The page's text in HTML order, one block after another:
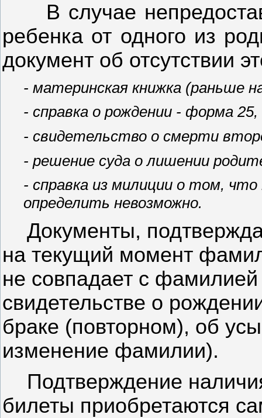
В случае
ребенка от одного из
документ об отсутствии
- материнская книжка (раньше
- справка о рождении - форма 25,
- свидетельство о смерти
- решение суда о лишении
- справка из милиции о том, что
определить невозможно.
Документы,
на текущий момент
не совпадает с
свидетельстве о
браке (повторном), об
изменение фамилии).
Подтверждение
билеты приобретаются